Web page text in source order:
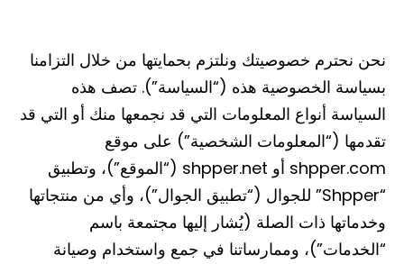
نحن نحترم خصوصيتك ونلتزم بحمايتها من خلال التزامنا
بسياسة الخصوصية هذه (“السياسة”). تصف هذه
السياسة أنواع المعلومات التي قد نجمعها منك أو التي قد
تقدمها (“المعلومات الشخصية”) على موقع
shpper.com أو shpper.net (“الموقع”)، وتطبيق
“Shpper” للجوال (“تطبيق الجوال”)، وأي من منتجاتها
وخدماتها ذات الصلة (يُشار إليها مجتمعة باسم
“الخدمات”)، وممارساتنا في جمع واستخدام وصيانة